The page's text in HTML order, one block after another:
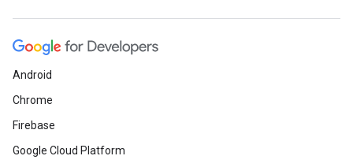
Android
Chrome
Firebase
Google Cloud Platform